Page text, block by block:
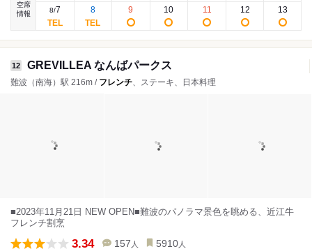
空席
情報
8/7 8 9 10 11 12 13
12 GREVILLEA なんばパークス
難波（南海）駅 216m / フレンチ、ステーキ、日本料理
■2023年11月21日 NEW OPEN■難波のパノラマ景色を眺める、近江牛
フレンチ割烹
3.34 157 人 5910 人